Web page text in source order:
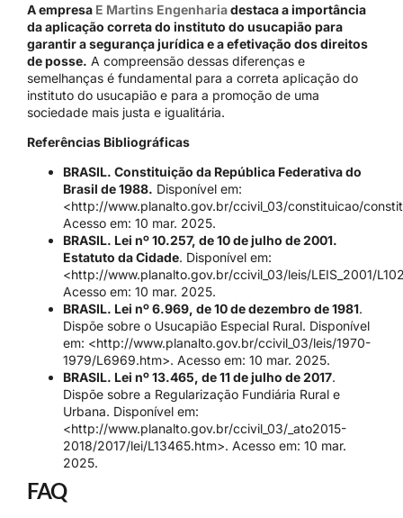
A empresa E Martins Engenhariadestaca a importância
da aplicação correta do instituto do usucapião para
garantir a segurança jurídica e a efetivação dos direitos
de posse. A compreensão dessas diferenças e
semelhanças é fundamental para a correta aplicação do
instituto do usucapião e para a promoção de uma
sociedade mais justa e igualitária.
Referências Bibliográficas
BRASIL. Constituição da República Federativa do
Brasil de 1988. Disponível em:
<http://www.planalto.gov.br/ccivil_03/constituicao/
Acesso em: 10 mar. 2025.
BRASIL. Lei nº 10.257, de 10 de julho de 2001.
Estatuto da Cidade. Disponível em:
<http://www.planalto.gov.br/ccivil_03/leis/LEIS_2001/
Acesso em: 10 mar. 2025.
BRASIL. Lei nº 6.969, de 10 de dezembro de 1981.
Dispõe sobre o Usucapião Especial Rural. Disponível
em: <http://www.planalto.gov.br/ccivil_03/leis/1970-
1979/L6969.htm>. Acesso em: 10 mar. 2025.
BRASIL. Lei nº 13.465, de 11 de julho de 2017.
Dispõe sobre a Regularização Fundiária Rural e
Urbana. Disponível em:
<http://www.planalto.gov.br/ccivil_03/_ato2015-
2018/2017/lei/L13465.htm>. Acesso em: 10 mar.
2025.
FAQ